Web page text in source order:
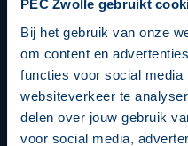
PEC Zwolle gebruikt
Bij het gebruik van onze
om content en
functies voor social media
websiteverkeer te
delen over jouw gebruik
voor social media,